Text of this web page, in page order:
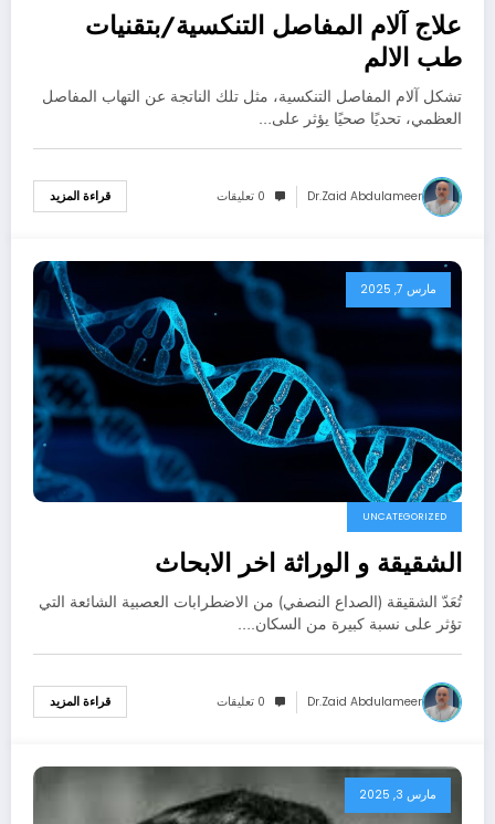
علاج آلام المفاصل التنكسية/بتقنيات
طب الالم
تشكل آلام المفاصل التنكسية، مثل تلك الناتجة عن التهاب المفاصل
العظمي، تحديًا صحيًا يؤثر على…
Dr.zaid Abdulameer 0 تعليقات قراءة المزيد
مارس 7, 2025
UNCATEGORIZED
الشقيقة و الوراثة اخر الابحاث
تُعَدّ الشقيقة (الصداع النصفي) من الاضطرابات العصبية الشائعة التي
تؤثر على نسبة كبيرة من السكان.…
Dr.zaid Abdulameer 0 تعليقات قراءة المزيد
مارس 3, 2025